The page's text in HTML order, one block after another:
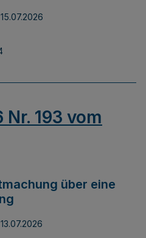
15.07.2026
193 vom
über eine
13.07.2026